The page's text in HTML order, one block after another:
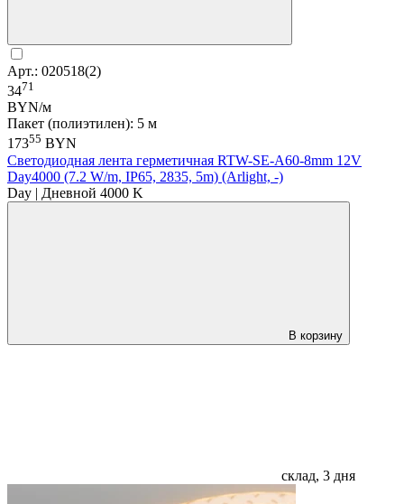
Арт.: 020518(2)
3471
BYN/м
Пакет (полиэтилен): 5 м
17355 BYN
Светодиодная лента герметичная RTW-SE-A60-8mm 12V
Day4000 (7.2 W/m, IP65, 2835, 5m) (Arlight, -)
Day | Дневной 4000 K
В корзину
склад, 3 дня